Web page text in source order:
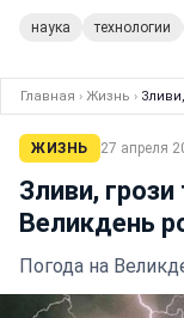
наука технологии
Главная › Жизнь ›
ЖИЗНЬ 27 апреля
Зливи,
Великдень
Погода на